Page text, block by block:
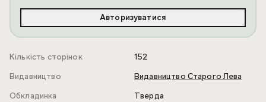
Авторизуватися
Кількість сторінок
152
Видавництво
Видавництво Старого Лева
Обкладинка
Тверда